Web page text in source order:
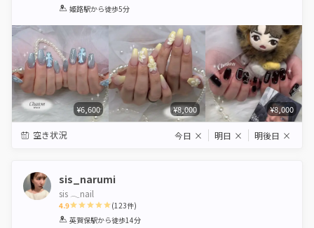
1 2 3 4 5
姫路駅から徒歩5分
¥6,600 ¥8,000 ¥8,000
空き状況 今日 × 明日 × 明後日 ×
sis_narumi
sis 𓂃nail
4.9
1 2 3 4 5
(123件)
英賀保駅から徒歩14分